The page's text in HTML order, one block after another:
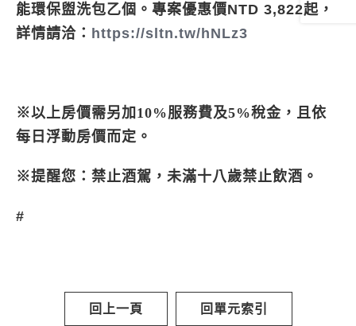
能環保盥洗包乙個。專案優惠價NTD 3,822起，
詳情請洽： https://sltn.tw/hNLz3
※以上房價需另加10%服務費及5%稅金，且依
每日浮動房價而定。
※提醒您：禁止酒駕，未滿十八歲禁止飲酒。
#
回上一頁 回單元索引